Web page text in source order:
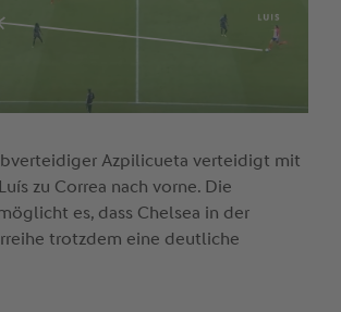
Azpilicueta verteidigt mit
zu Correa nach vorne. Die
es, dass Chelsea in der
trotzdem eine deutliche